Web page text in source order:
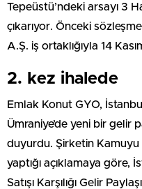
Tepeüstü’ndeki arsayı 3
çıkarıyor. Önceki
A.Ş. iş ortaklığıyla 14
2. kez ihalede
Emlak Konut GYO,
Ümraniye’de yeni bir gelir
duyurdu. Şirketin Kamuyu
yaptığı açıklamaya göre,
Satışı Karşılığı Gelir